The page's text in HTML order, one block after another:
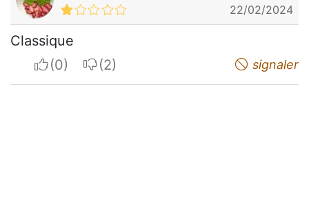
22/02/2024
Classique
I apreciateI do not appreciate signaler